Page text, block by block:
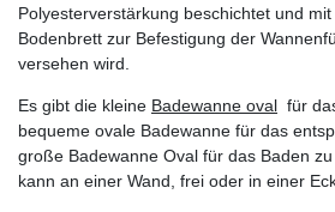
Polyesterverstärkung beschichtet und
Bodenbrett zur Befestigung der
versehen wird.
Es gibt die kleine Badewanne oval für
bequeme ovale Badewanne für das
große Badewanne Oval für das Baden
kann an einer Wand, frei oder in einer